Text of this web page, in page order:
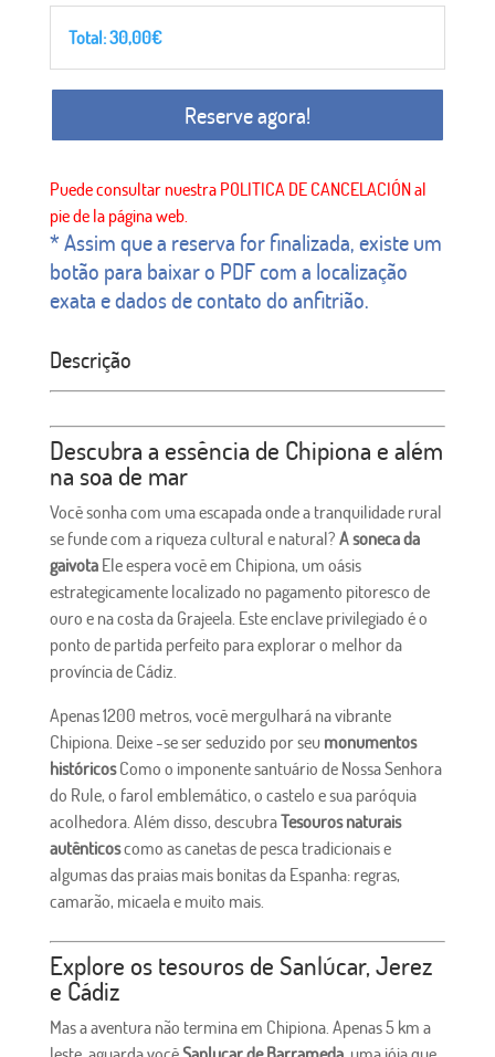
Total:30,00€
Reserve agora!
* Assim que a reserva for finalizada, existe um
botão para baixar o PDF com a localização
exata e dados de contato do anfitrião.
Descrição
Descubra a essência de Chipiona e além
na soa de mar
Você sonha com uma escapada onde a tranquilidade rural
se funde com a riqueza cultural e natural? A soneca da
gaivotaEle espera você em Chipiona, um oásis
estrategicamente localizado no pagamento pitoresco de
ouro e na costa da Grajeela. Este enclave privilegiado é o
ponto de partida perfeito para explorar o melhor da
província de Cádiz.
Apenas 1200 metros, você mergulhará na vibrante
Chipiona. Deixe -se ser seduzido por seu monumentos
históricosComo o imponente santuário de Nossa Senhora
do Rule, o farol emblemático, o castelo e sua paróquia
acolhedora. Além disso, descubraTesouros naturais
autênticoscomo as canetas de pesca tradicionais e
algumas das praias mais bonitas da Espanha: regras,
camarão, micaela e muito mais.
Explore os tesouros de Sanlúcar, Jerez
e Cádiz
Mas a aventura não termina em Chipiona. Apenas 5 km a